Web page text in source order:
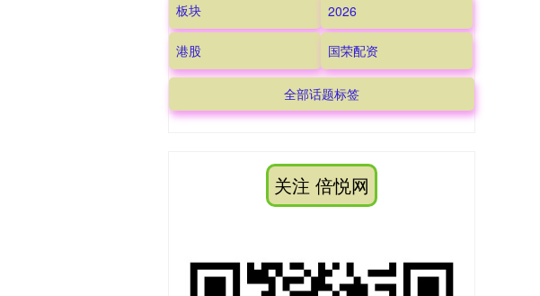
板块 2026
港股 国荣配资
全部话题标签
关注 倍悦网